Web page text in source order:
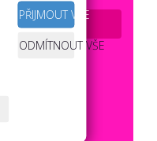
PŘIJMOUT VŠE
ODMÍTNOUT VŠE